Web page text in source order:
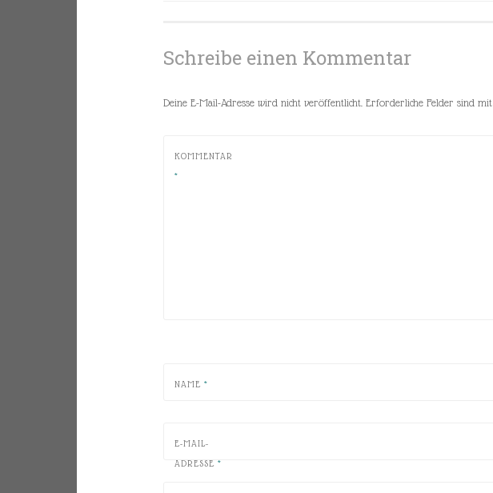
Schreibe einen Kommentar
Deine E-Mail-Adresse wird nicht veröffentlicht. Erforderliche Felder sind mit
KOMMENTAR
*
NAME *
E-MAIL-
ADRESSE *